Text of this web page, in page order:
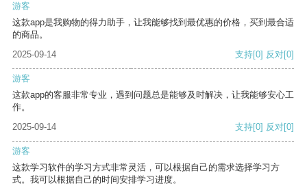
游客
这款app是我购物的得力助手，让我能够找到最优惠的价格，买到最合适
的商品。
2025-09-14
支持[0] 反对[0]
游客
这款app的客服非常专业，遇到问题总是能够及时解决，让我能够安心工
作。
2025-09-14
支持[0] 反对[0]
游客
这款学习软件的学习方式非常灵活，可以根据自己的需求选择学习方
式。我可以根据自己的时间安排学习进度。